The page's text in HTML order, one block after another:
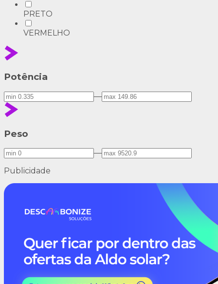
PRETO
VERMELHO
Potência
—
Peso
—
Publicidade